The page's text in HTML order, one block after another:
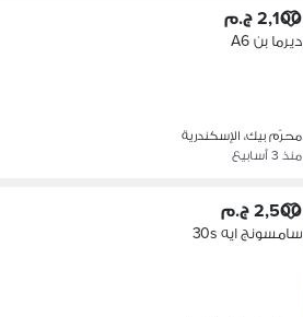
2,100 ج.م
ديرما بن A6
محرّم بيك، الإسكندرية
منذ 3 أسابيع
2,500 ج.م
سامسونج ايه 30s